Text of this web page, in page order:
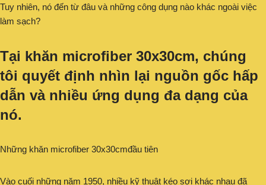
Tuy nhiên, nó đến từ đâu và những công dụng nào khác ngoài việc
làm sạch?
Tại khăn microfiber 30x30cm, chúng
tôi quyết định nhìn lại nguồn gốc hấp
dẫn và nhiều ứng dụng đa dạng của
nó.
Những khăn microfiber 30x30cmđầu tiên
Vào cuối những năm 1950, nhiều kỹ thuật kéo sợi khác nhau đã